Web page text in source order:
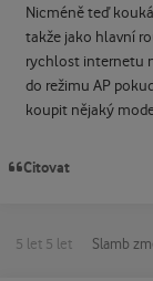
Nicméně teď
takže jako hlavní
rychlost internetu
do režimu AP
koupit nějaký
Citovat
5 let 5 let Slamb